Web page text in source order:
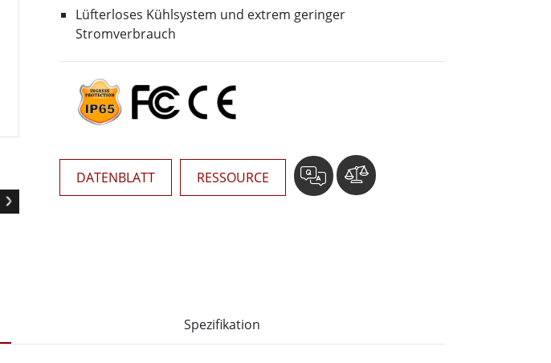
Panel-PCs für das Gesundheitswesen
Display für das Gesundheitswesen
KI-Computer
Edge-KI-Mobilität
Edge AI Panel-PCs
Edge-KI-Computing
Edelstahlqualität
Edelstahl-Panel-PCs
Edelstahldisplay
Lüfterloses Kühlsystem und extrem geringer
Stromverbrauch
DATENBLATT RESSOURCE
Spezifikation